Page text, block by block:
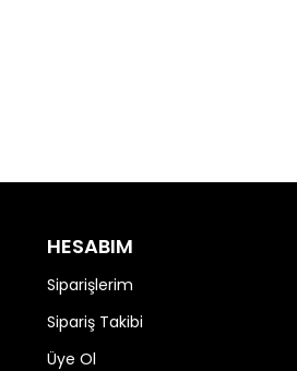
HESABIM
Siparişlerim
Sipariş Takibi
Üye Ol